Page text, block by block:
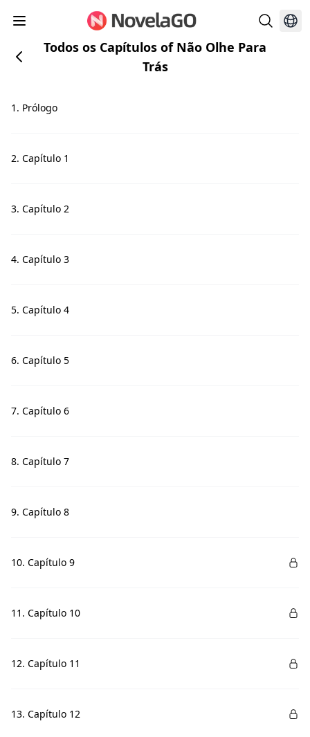
Todos os Capítulos of Não Olhe Para
Trás
1. Prólogo
2. Capítulo 1
3. Capítulo 2
4. Capítulo 3
5. Capítulo 4
6. Capítulo 5
7. Capítulo 6
8. Capítulo 7
9. Capítulo 8
10. Capítulo 9
11. Capítulo 10
12. Capítulo 11
13. Capítulo 12